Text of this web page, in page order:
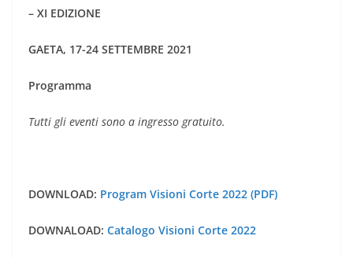
– XI EDIZIONE
GAETA, 17-24 SETTEMBRE 2021
Programma
Tutti gli eventi sono a ingresso gratuito.
DOWNLOAD: Program Visioni Corte 2022 (PDF)
DOWNALOAD: Catalogo Visioni Corte 2022